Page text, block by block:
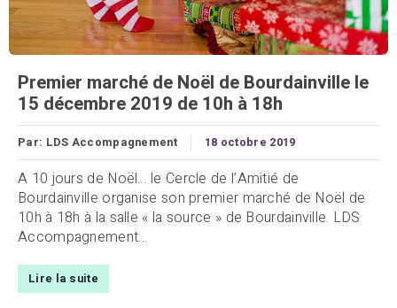
Premier marché de Noël de Bourdainville le
15 décembre 2019 de 10h à 18h
Par: LDS Accompagnement 18 octobre 2019
A 10 jours de Noël… le Cercle de l’Amitié de
Bourdainville organise son premier marché de Noël de
10h à 18h à la salle « la source » de Bourdainville. LDS
Accompagnement...
Lire la suite